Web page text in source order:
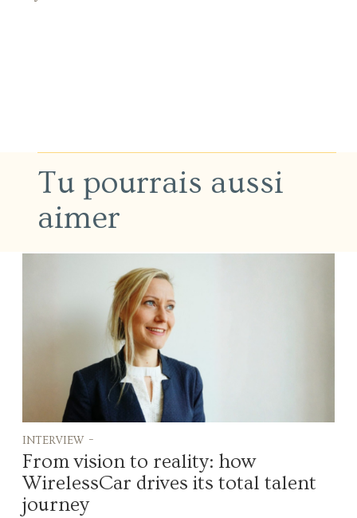
Tu pourrais aussi
aimer
interview -
From vision to reality: how
WirelessCar drives its total talent
journey